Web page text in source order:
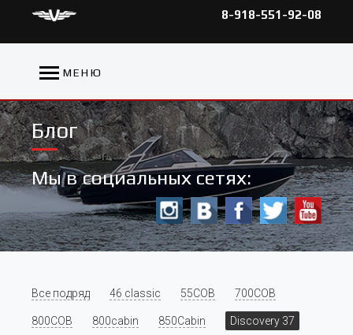
8-918-551-92-08
МЕНЮ
Блог
Мы в социальных сетях:
Все подряд 46 classic 55COB 700COB
800COB 800cabin 850Cabin Discovery 37